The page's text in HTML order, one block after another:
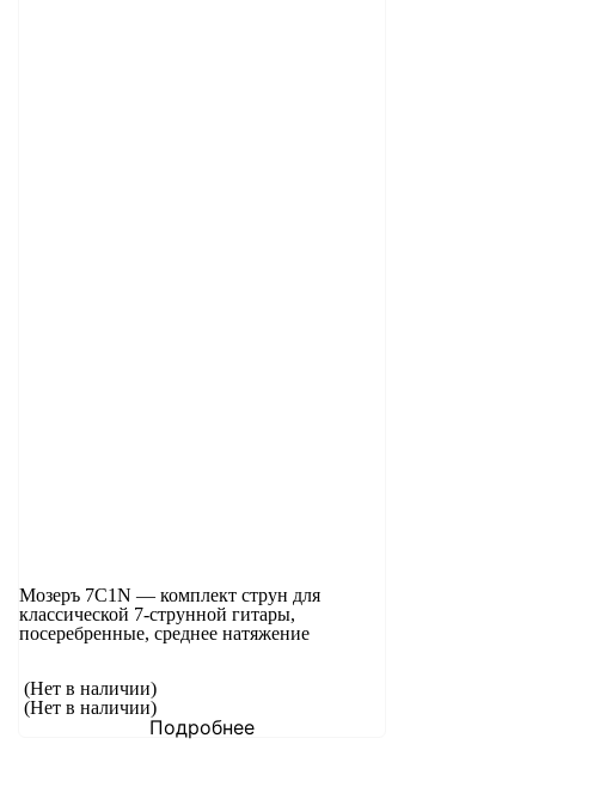
Мозеръ 7C1N — комплект струн для
классической 7-струнной гитары,
посеребренные, среднее натяжение
(Нет в наличии)
(Нет в наличии)
Подробнее